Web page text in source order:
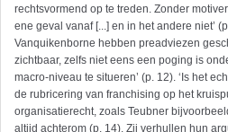
rechtsvormend op te treden. Zonder
ene geval vanaf [...] en in het andere niet’
Vanquikenborne hebben preadviezen
zichtbaar, zelfs niet eens een poging is
macro-niveau te situeren’ (p. 12). ‘Is het
de rubricering van franchising op het
organisatierecht, zoals Teubner
altijd achterom (p. 14). Zij verhullen hun